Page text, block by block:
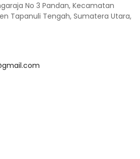
No 3 Pandan, Kecamatan
Tapanuli Tengah, Sumatera Utara,